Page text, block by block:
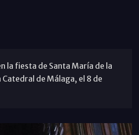
la fiesta de Santa María de la
de Málaga, el 8 de